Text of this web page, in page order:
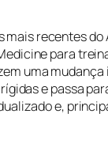
mais recentes do
para
uma
e passa
e,